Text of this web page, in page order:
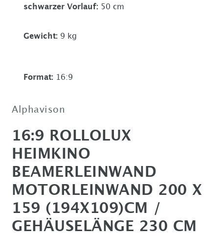
schwarzer Vorlauf: 50 cm
Gewicht: 9 kg
Format: 16:9
Alphavison
16:9 ROLLOLUX
HEIMKINO
BEAMERLEINWAND
MOTORLEINWAND 200 X
159 (194X109)CM /
GEHÄUSELÄNGE 230 CM